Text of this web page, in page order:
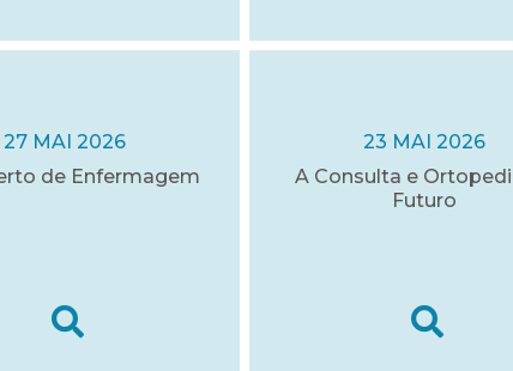
27 MAI 2026
de Enfermagem
23 MAI 2026
A Consulta e
Futuro